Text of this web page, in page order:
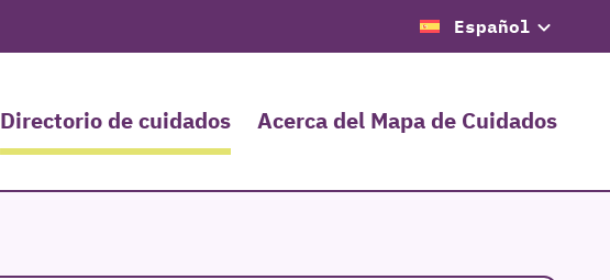
Español
Directorio de cuidados Acerca del Mapa de Cuidados